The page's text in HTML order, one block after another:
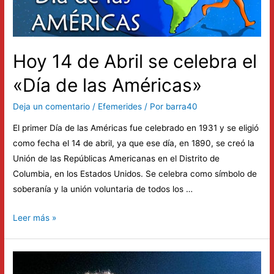
del
Arte»
Hoy 14 de Abril se celebra el
«Día de las Américas»
Deja un comentario / Efemerides / Por barra40
El primer Día de las Américas fue celebrado en 1931 y se eligió
como fecha el 14 de abril, ya que ese día, en 1890, se creó la
Unión de las Repúblicas Americanas en el Distrito de
Columbia, en los Estados Unidos. Se celebra como símbolo de
soberanía y la unión voluntaria de todos los …
Hoy
Leer más »